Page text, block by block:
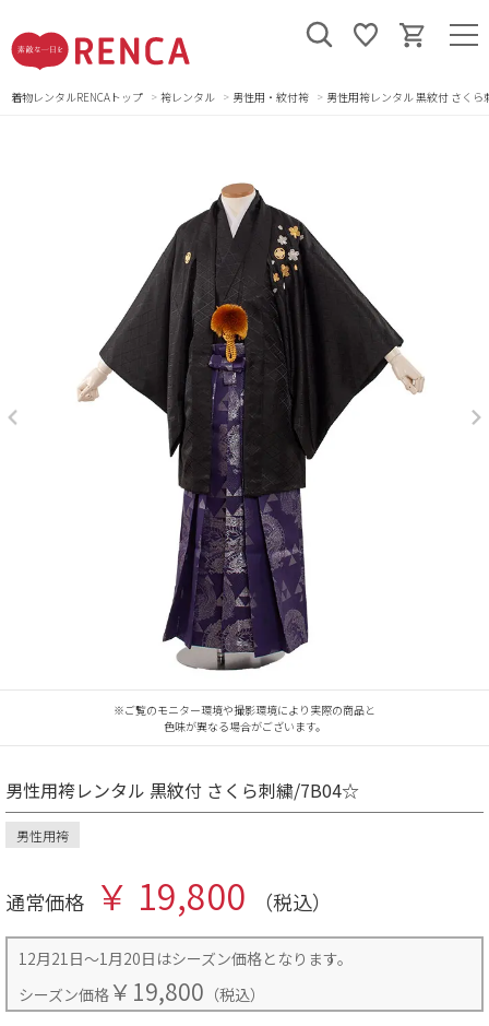
着物レンタルRENCAトップ 袴レンタル 男性用・紋付袴 男性用袴レンタル 黒紋付 さく
※ご覧のモニター環境や撮影環境により実際の商品と
色味が異なる場合がございます。
男性用袴レンタル 黒紋付 さくら刺繍/7B04☆
男性用袴
通常価格 ￥ 19,800 （税込）
12月21日～1月20日はシーズン価格となります。
シーズン価格 ￥19,800 （税込）